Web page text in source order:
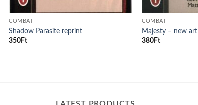
COMBAT
Shadow Parasite reprint
350 Ft
COMBAT
Majesty – new art
380 Ft